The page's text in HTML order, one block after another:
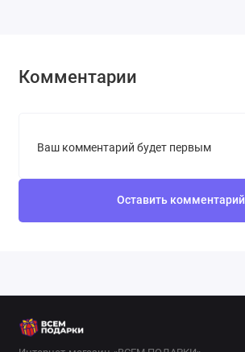
Комментарии
Ваш комментарий будет первым
Оставить комментарий